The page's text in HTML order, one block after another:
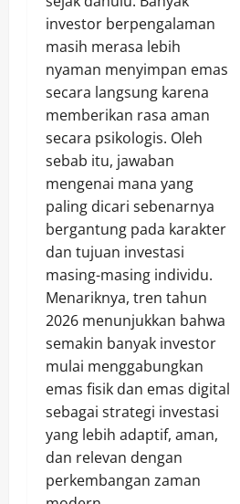
investor berpengalaman
masih merasa lebih
nyaman menyimpan emas
secara langsung karena
memberikan rasa aman
secara psikologis. Oleh
sebab itu, jawaban
mengenai mana yang
paling dicari sebenarnya
bergantung pada karakter
dan tujuan investasi
masing-masing individu.
Menariknya, tren tahun
2026 menunjukkan bahwa
semakin banyak investor
mulai menggabungkan
emas fisik dan emas digital
sebagai strategi investasi
yang lebih adaptif, aman,
dan relevan dengan
perkembangan zaman